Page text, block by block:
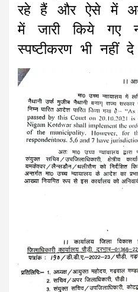
रहे हैं और ऐसे में
में जारी किये गए
स्पष्टीकरण भी नहीं